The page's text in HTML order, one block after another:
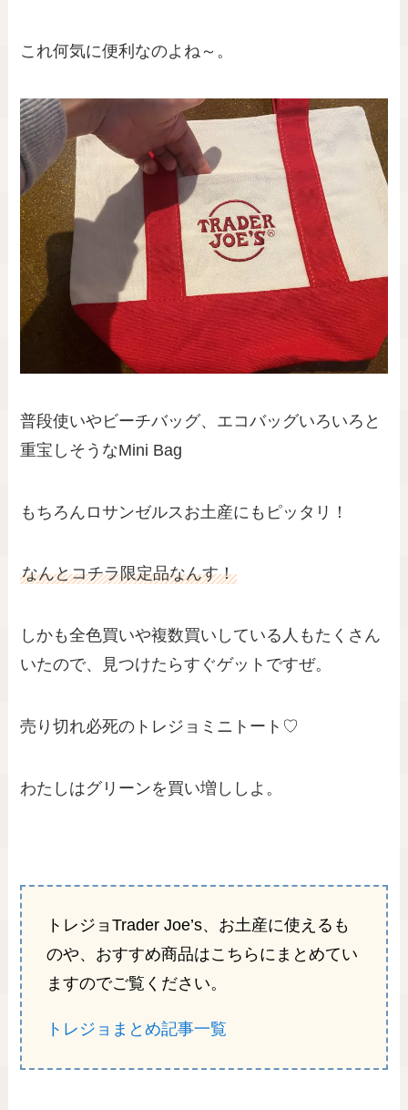
これ何気に便利なのよね～。
普段使いやビーチバッグ、エコバッグいろいろと
重宝しそうなMini Bag
もちろんロサンゼルスお土産にもピッタリ！
なんとコチラ限定品なんす！
しかも全色買いや複数買いしている人もたくさん
いたので、見つけたらすぐゲットですぜ。
売り切れ必死のトレジョミニトート♡
わたしはグリーンを買い増ししよ。
トレジョTrader Joe’s、お土産に使えるも
のや、おすすめ商品はこちらにまとめてい
ますのでご覧ください。
トレジョまとめ記事一覧